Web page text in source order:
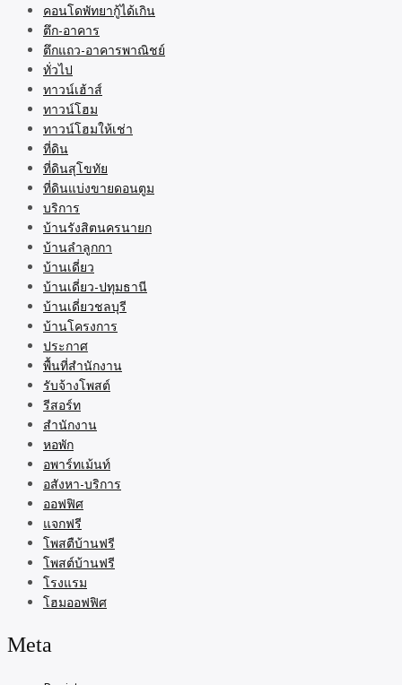
คอนโดพัทยากู้ได้เกิน
ตึก-อาคาร
ตึกแถว-อาคารพาณิชย์
ทั่วไป
ทาวน์เฮ้าส์
ทาวน์โฮม
ทาวน์โฮมให้เช่า
ที่ดิน
ที่ดินสุโขทัย
ที่ดินแบ่งขายดอนตูม
บริการ
บ้านรังสิตนครนายก
บ้านลำลูกกา
บ้านเดี่ยว
บ้านเดี่ยว-ปทุมธานี
บ้านเดี่ยวชลบุรี
บ้านโครงการ
ประกาศ
พื้นที่สำนักงาน
รับจ้างโพสต์
รีสอร์ท
สำนักงาน
หอพัก
อพาร์ทเม้นท์
อสังหา-บริการ
ออฟฟิศ
แจกฟรี
โพสตืบ้านฟรี
โพสต์บ้านฟรี
โรงแรม
โฮมออฟฟิศ
Meta